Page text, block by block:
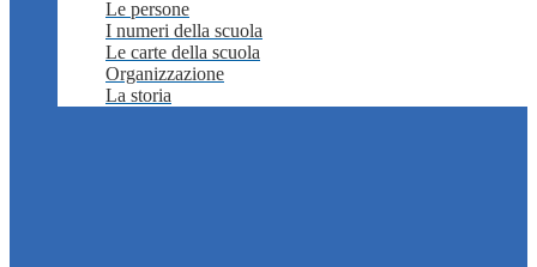
Le persone
I numeri della scuola
Le carte della scuola
Organizzazione
La storia